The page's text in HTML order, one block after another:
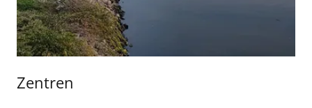
Zentren